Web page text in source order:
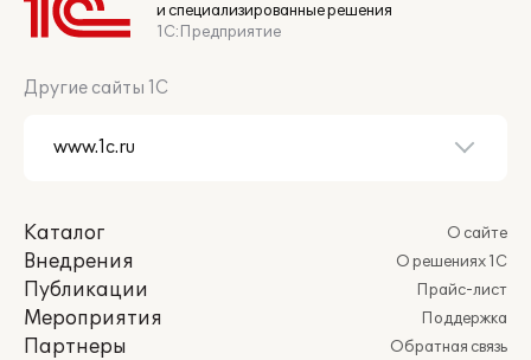
и специализированные решения
1С:Предприятие
Другие сайты 1С
Каталог
Внедрения
Публикации
Мероприятия
Партнеры
О сайте
О решениях 1С
Прайс-лист
Поддержка
Обратная связь